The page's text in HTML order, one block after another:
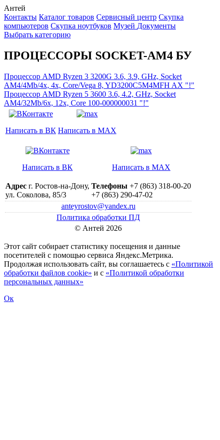
Антей
Контакты Каталог товаров Сервисный центр Cкупка
компьютеров Cкупка ноутбуков Музей Документы
Выбрать категорию
ПРОЦЕССОРЫ SOCKET-AM4 БУ
Процессор AMD Ryzen 3 3200G 3.6, 3.9, GHz, Socket
AM4/4Mb/4x, 4x, Core/Vega 8, YD3200C5M4MFH AX "!"
Процессор AMD Ryzen 5 3600 3.6, 4.2, GHz, Socket
AM4/32Mb/6x, 12x, Core 100-000000031 "!"
Написать в ВК Написать в MAX
Написать в ВК Написать в MAX
Адрес г. Ростов-на-Дону,
ул. Соколова, 85/3
Телефоны +7 (863) 318-00-20
+7 (863) 290-47-02
anteyrostov@yandex.ru
Политика обработки ПД
© Антей 2026
Этот сайт собирает статистику посещения и данные
посетителей c помощью сервиса Яндекс.Метрика.
Продолжая использовать сайт, вы соглашаетесь с «Политикой
обработки файлов cookie» и с «Политикой обработки
персональных данных»
Ок